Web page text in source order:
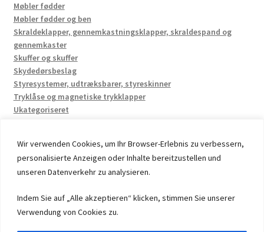
Wir verwenden Cookies, um Ihr Browser-Erlebnis zu verbessern,
personalisierte Anzeigen oder Inhalte bereitzustellen und
unseren Datenverkehr zu analysieren.
Indem Sie auf „Alle akzeptieren“ klicken, stimmen Sie unserer
Verwendung von Cookies zu.
Møbler fødder
Møbler fødder og ben
Skraldeklapper, gennemkastningsklapper, skraldespand og
gennemkaster
Skuffer og skuffer
Skydedørsbeslag
Styresystemer, udtræksbarer, styreskinner
Tryklåse og magnetiske trykklapper
Ukategoriseret
© 2026 by UMAXO Germany, member of the ERUON Group.
High quality Fittings, mechanical Components and